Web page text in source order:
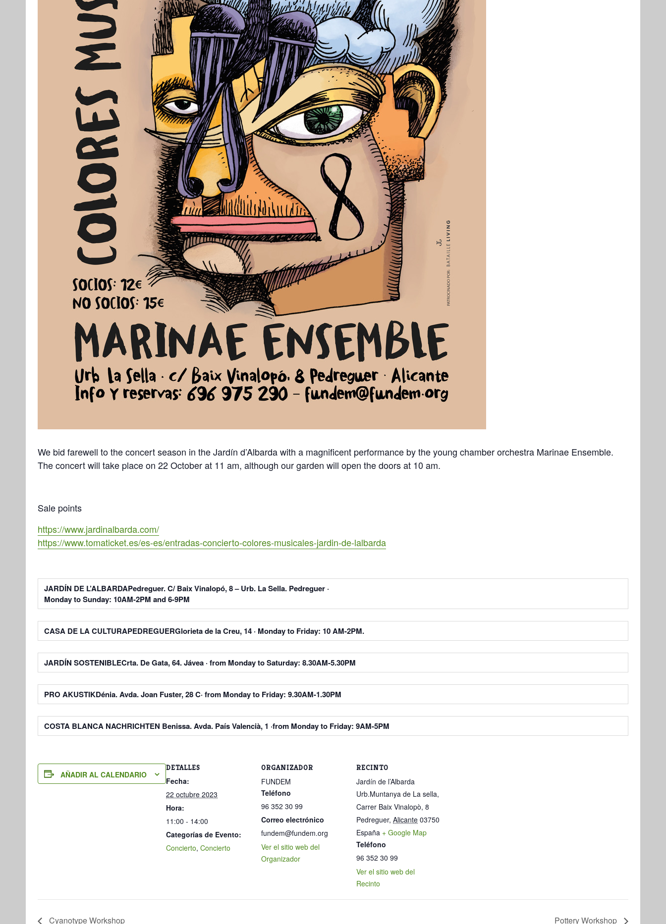
We bid farewell to the concert season in the Jardín d’Albarda with a magnificent performance by the young chamber orchestra Marinae Ensemble.
The concert will take place on 22 October at 11 am, although our garden will open the doors at 10 am.
Sale points
https://www.jardinalbarda.com/
https://www.tomaticket.es/es-es/entradas-concierto-colores-musicales-jardin-de-lalbarda
JARDÍN DE L’ALBARDAPedreguer. C/ Baix Vinalopó, 8 – Urb. La Sella. Pedreguer ·
Monday to Sunday: 10AM-2PM and 6-9PM
CASA DE LA CULTURAPEDREGUERGlorieta de la Creu, 14 · Monday to Friday: 10 AM-2PM.
JARDÍN SOSTENIBLECrta. De Gata, 64. Jávea · from Monday to Saturday: 8.30AM-5.30PM
PRO AKUSTIKDénia. Avda. Joan Fuster, 28 C· from Monday to Friday: 9.30AM-1.30PM
COSTA BLANCA NACHRICHTEN Benissa. Avda. País Valencià, 1 ·from Monday to Friday: 9AM-5PM
AÑADIR AL CALENDARIO
DETALLES
Fecha:
22 octubre 2023
Hora:
11:00 - 14:00
Categorías de Evento:
Concierto, Concierto
ORGANIZADOR
FUNDEM
Teléfono
96 352 30 99
Correo electrónico
fundem@fundem.org
Ver el sitio web del
Organizador
RECINTO
Jardín de l’Albarda
Urb.Muntanya de La sella,
Carrer Baix Vinalopò, 8
Pedreguer, Alicante 03750
España + Google Map
Teléfono
96 352 30 99
Ver el sitio web del
Recinto
Cyanotype Workshop Pottery Workshop